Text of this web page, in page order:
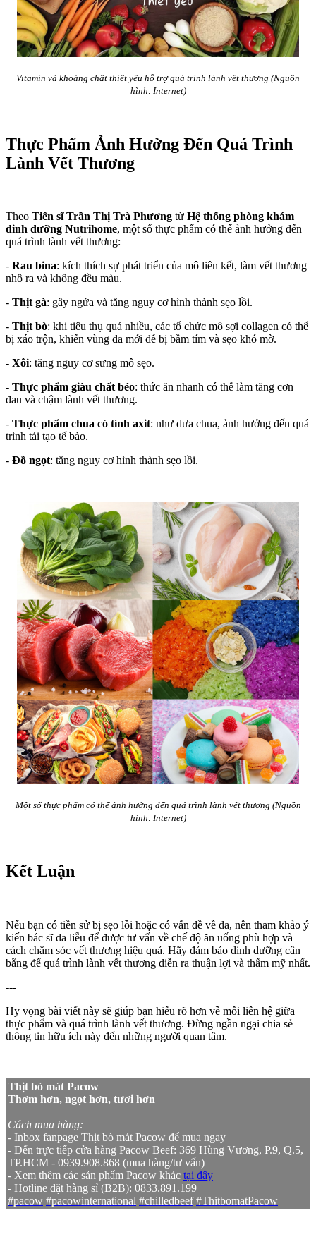
Vitamin và khoáng chất thiết yếu hỗ trợ quá trình lành vết thương (Nguồn
hình: Internet)
Thực Phẩm Ảnh Hưởng Đến Quá Trình
Lành Vết Thương
Theo Tiến sĩ Trần Thị Trà Phương từ Hệ thống phòng khám
dinh dưỡng Nutrihome, một số thực phẩm có thể ảnh hưởng đến
quá trình lành vết thương:
- Rau bina: kích thích sự phát triển của mô liên kết, làm vết thương
nhô ra và không đều màu.
- Thịt gà: gây ngứa và tăng nguy cơ hình thành sẹo lồi.
- Thịt bò: khi tiêu thụ quá nhiều, các tổ chức mô sợi collagen có thể
bị xáo trộn, khiến vùng da mới dễ bị bầm tím và sẹo khó mờ.
- Xôi: tăng nguy cơ sưng mô sẹo.
- Thực phẩm giàu chất béo: thức ăn nhanh có thể làm tăng cơn
đau và chậm lành vết thương.
- Thực phẩm chua có tính axit: như dưa chua, ảnh hưởng đến quá
trình tái tạo tế bào.
- Đồ ngọt: tăng nguy cơ hình thành sẹo lồi.
Một số thực phẩm có thể ảnh hưởng đến quá trình lành vết thương (Nguồn
hình: Internet)
Kết Luận
Nếu bạn có tiền sử bị sẹo lồi hoặc có vấn đề về da, nên tham khảo ý
kiến bác sĩ da liễu để được tư vấn về chế độ ăn uống phù hợp và
cách chăm sóc vết thương hiệu quả. Hãy đảm bảo dinh dưỡng cân
bằng để quá trình lành vết thương diễn ra thuận lợi và thẩm mỹ nhất.
---
Hy vọng bài viết này sẽ giúp bạn hiểu rõ hơn về mối liên hệ giữa
thực phẩm và quá trình lành vết thương. Đừng ngần ngại chia sẻ
thông tin hữu ích này đến những người quan tâm.
Thịt bò mát Pacow
Thơm hơn, ngọt hơn, tươi hơn
Cách mua hàng:
- Inbox fanpage Thịt bò mát Pacow để mua ngay
- Đến trực tiếp cửa hàng Pacow Beef: 369 Hùng Vương, P.9, Q.5,
TP.HCM - 0939.908.868 (mua hàng/tư vấn)
- Xem thêm các sản phẩm Pacow khác tại đây
- Hotline đặt hàng sỉ (B2B): 0833.891.199
#pacow #pacowinternational #chilledbeef #ThitbomatPacow